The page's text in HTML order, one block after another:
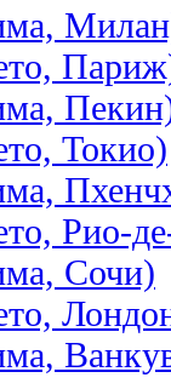
Токио)
Рио-
Сочи)